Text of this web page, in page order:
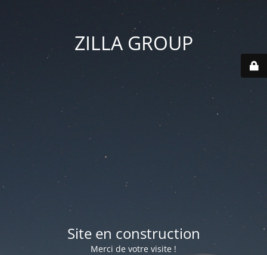
ZILLA GROUP
Site en construction
Merci de votre visite !